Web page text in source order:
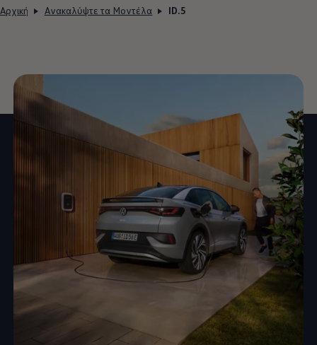
Αρχική Ανακαλύψτε τα Μοντέλα ID.5